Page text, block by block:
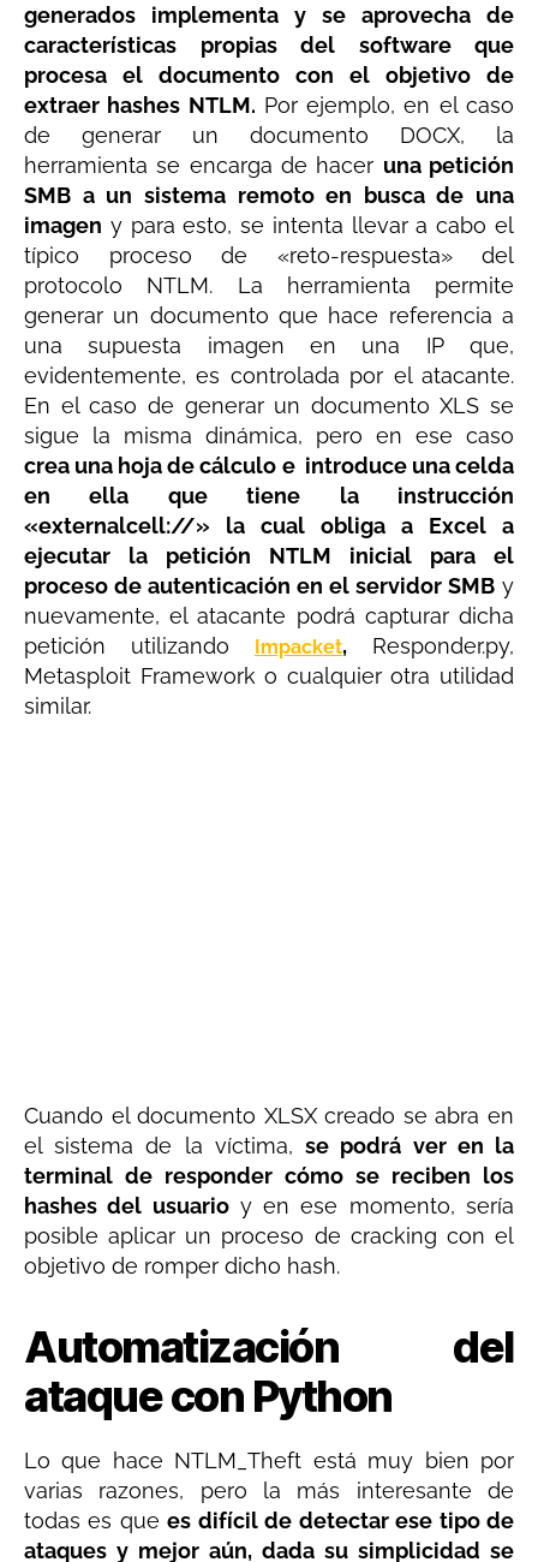
generados implementa y se aprovecha de
características propias del software que
procesa el documento con el objetivo de
extraer hashes NTLM. Por ejemplo, en el caso
de generar un documento DOCX, la
herramienta se encarga de hacer una petición
SMB a un sistema remoto en busca de una
imagen y para esto, se intenta llevar a cabo el
típico proceso de «reto-respuesta» del
protocolo NTLM. La herramienta permite
generar un documento que hace referencia a
una supuesta imagen en una IP que,
evidentemente, es controlada por el atacante.
En el caso de generar un documento XLS se
sigue la misma dinámica, pero en ese caso
crea una hoja de cálculo e introduce una celda
en ella que tiene la instrucción
«externalcell://» la cual obliga a Excel a
ejecutar la petición NTLM inicial para el
proceso de autenticación en el servidor SMB y
nuevamente, el atacante podrá capturar dicha
petición utilizando
Impacket, Responder.py,
Metasploit Framework o cualquier otra utilidad
similar.
Cuando el documento XLSX creado se abra en
el sistema de la víctima,se podrá ver en la
terminal de responder cómo se reciben los
hashes del usuarioy en ese momento, sería
posible aplicar un proceso de cracking con el
objetivo de romper dicho hash.
Automatización del
ataque con Python
Lo que hace NTLM_Theft está muy bien por
varias razones, pero la más interesante de
todas es quees difícil de detectar ese tipo de
ataques y mejor aún, dada su simplicidad se